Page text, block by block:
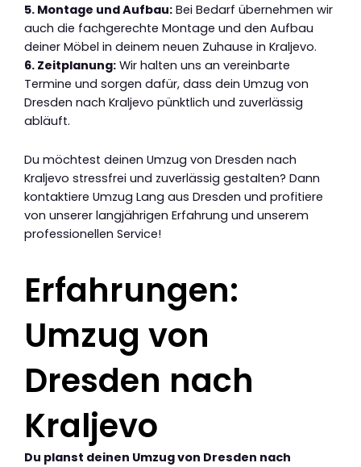
5. Montage und Aufbau: Bei Bedarf übernehmen wir
auch die fachgerechte Montage und den Aufbau
deiner Möbel in deinem neuen Zuhause in Kraljevo.
6. Zeitplanung: Wir halten uns an vereinbarte
Termine und sorgen dafür, dass dein Umzug von
Dresden nach Kraljevo pünktlich und zuverlässig
abläuft.
Du möchtest deinen Umzug von Dresden nach
Kraljevo stressfrei und zuverlässig gestalten? Dann
kontaktiere Umzug Lang aus Dresden und profitiere
von unserer langjährigen Erfahrung und unserem
professionellen Service!
Erfahrungen:
Umzug von
Dresden nach
Kraljevo
Du planst deinen Umzug von Dresden nach